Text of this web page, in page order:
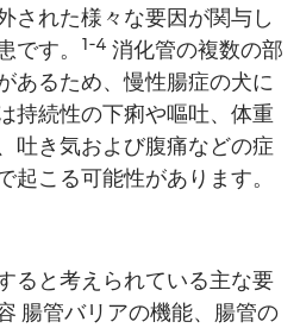
された様々な要因が関与し
です。
1-4 消化管の複数の部
あるため、慢性腸症の犬に
持続性の下痢や嘔吐、体重
吐き気および腹痛などの症
起こる可能性​があります。
ると考えられている主な要
腸管バリアの機能​、腸管の